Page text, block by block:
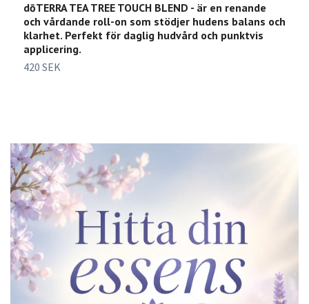
dōTERRA TEA TREE TOUCH BLEND - är en renande
och vårdande roll-on som stödjer hudens balans och
klarhet. Perfekt för daglig hudvård och punktvis
applicering.
420 SEK